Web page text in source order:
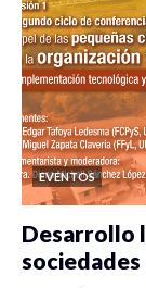
EVENTOS
Desarrollo